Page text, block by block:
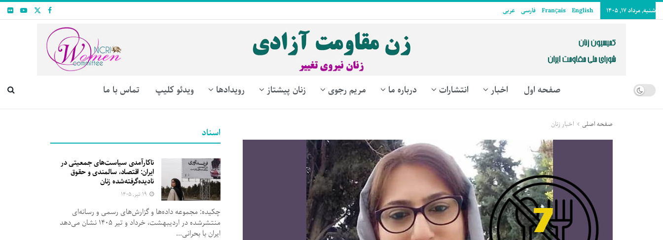
شنبه, مرداد ۱۷, ۱۴۰۵ English
Français فارسی عربى
صفحه اول اخبار انتشارات درباره ما مریم رجوی زنان پیشتاز رویدادها ویدئو کلیپ تماس با ما
صفحه اصلی اخبار زنان
اسناد
ناکارآمدی سیاست‌های جمعیتی در
ایران: اقتصاد، سالمندی و حقوق
نادیده‌گرفته‌شده زنان
چکیده: مجموعه داده‌ها و گزارش‌های رسمی و رسانه‌ای
منتشرشده در اردیبهشت، خرداد و تیر ۱۴۰۵ نشان می‌دهد
ایران با بحرانی...